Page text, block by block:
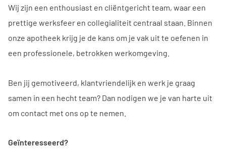
Wij zijn een enthousiast en cliëntgericht team, waar een
prettige werksfeer en collegialiteit centraal staan. Binnen
onze apotheek krijg je de kans om je vak uit te oefenen in
een professionele, betrokken werkomgeving.
Ben jij gemotiveerd, klantvriendelijk en werk je graag
samen in een hecht team? Dan nodigen we je van harte uit
om contact met ons op te nemen.
Geïnteresseerd?